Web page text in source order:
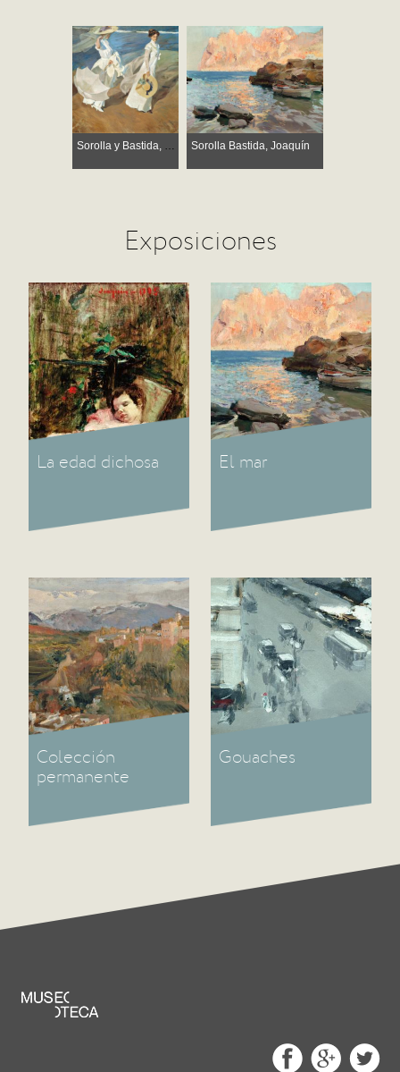
Sorolla y Bastida, Joaquín Sorolla Bastida, Joaquín
Exposiciones
La edad dichosa El mar
Colección
permanente
Gouaches